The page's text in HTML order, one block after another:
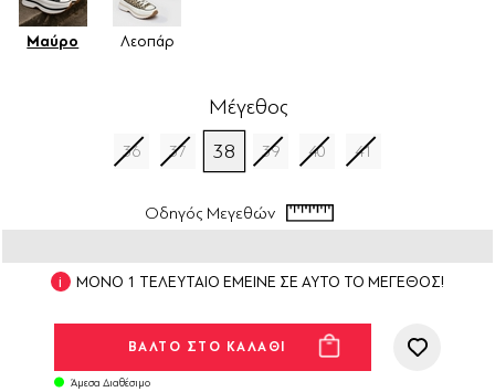
Μαύρο Λεοπάρ
Μέγεθος
36 37 38 39 40 41
Οδηγός Μεγεθών
ΜΟΝΟ 1 ΤΕΛΕΥΤΑΙΟ ΕΜΕΙΝΕ ΣΕ ΑΥΤΟ ΤΟ ΜΕΓΕΘΟΣ!
Άμεσα Διαθέσιμο